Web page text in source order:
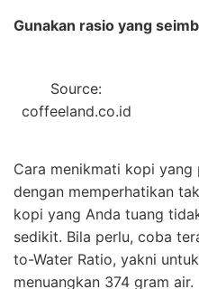
Gunakan rasio yang
Source:
coffeeland.co.id
Cara menikmati kopi yang
dengan memperhatikan
kopi yang Anda tuang
sedikit. Bila perlu, coba
to-Water Ratio, yakni
menuangkan 374 gram air.